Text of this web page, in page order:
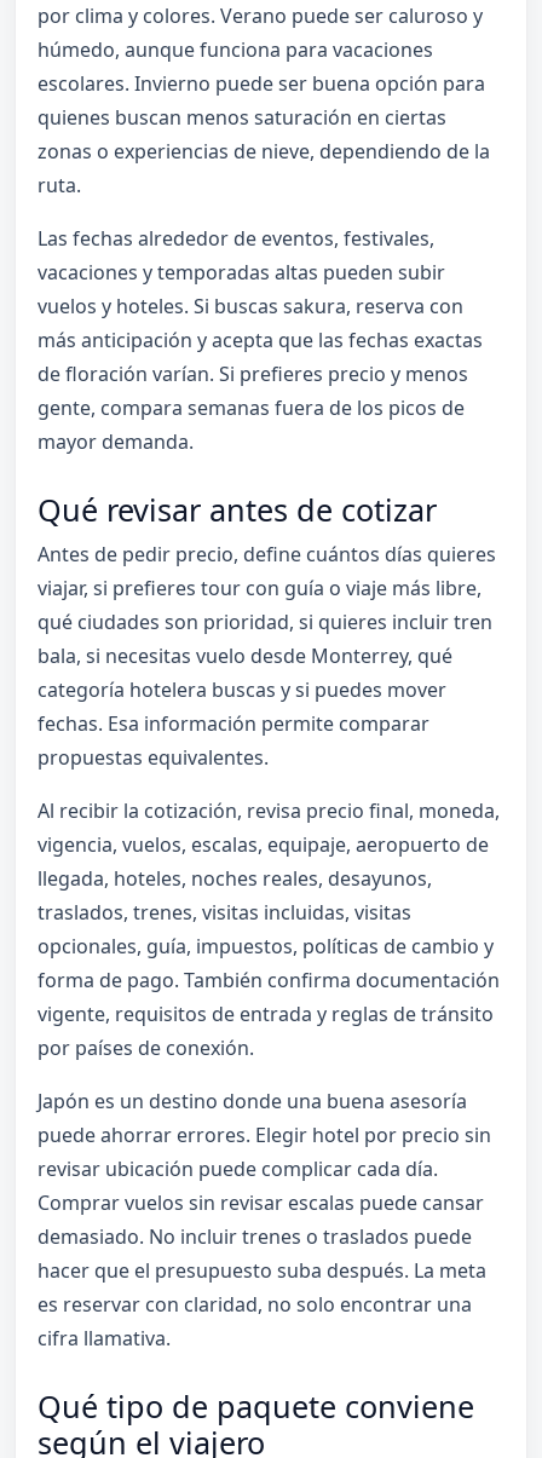
por clima y colores. Verano puede ser caluroso y
húmedo, aunque funciona para vacaciones
escolares. Invierno puede ser buena opción para
quienes buscan menos saturación en ciertas
zonas o experiencias de nieve, dependiendo de la
ruta.
Las fechas alrededor de eventos, festivales,
vacaciones y temporadas altas pueden subir
vuelos y hoteles. Si buscas sakura, reserva con
más anticipación y acepta que las fechas exactas
de floración varían. Si prefieres precio y menos
gente, compara semanas fuera de los picos de
mayor demanda.
Qué revisar antes de cotizar
Antes de pedir precio, define cuántos días quieres
viajar, si prefieres tour con guía o viaje más libre,
qué ciudades son prioridad, si quieres incluir tren
bala, si necesitas vuelo desde Monterrey, qué
categoría hotelera buscas y si puedes mover
fechas. Esa información permite comparar
propuestas equivalentes.
Al recibir la cotización, revisa precio final, moneda,
vigencia, vuelos, escalas, equipaje, aeropuerto de
llegada, hoteles, noches reales, desayunos,
traslados, trenes, visitas incluidas, visitas
opcionales, guía, impuestos, políticas de cambio y
forma de pago. También confirma documentación
vigente, requisitos de entrada y reglas de tránsito
por países de conexión.
Japón es un destino donde una buena asesoría
puede ahorrar errores. Elegir hotel por precio sin
revisar ubicación puede complicar cada día.
Comprar vuelos sin revisar escalas puede cansar
demasiado. No incluir trenes o traslados puede
hacer que el presupuesto suba después. La meta
es reservar con claridad, no solo encontrar una
cifra llamativa.
Qué tipo de paquete conviene
según el viajero